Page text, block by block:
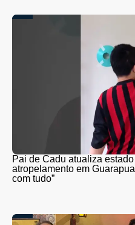
Pai de Cadu atualiza
atropelamento em
com tudo”